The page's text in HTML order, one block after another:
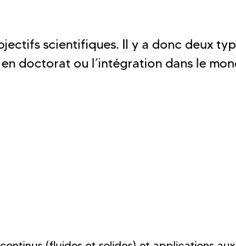
scientifiques. Il y a donc deux
doctorat ou l’intégration dans le